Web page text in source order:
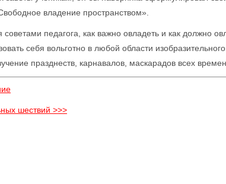
владение пространством».
советами педагога, как важно овладеть и как должно
себя вольготно в любой области
празднеств, карнавалов, маскарадов всех
шествий >>>